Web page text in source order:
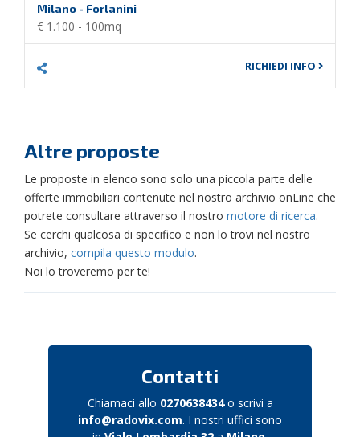
Milano - Forlanini
€ 1.100 - 100mq
RICHIEDI INFO
Altre proposte
Le proposte in elenco sono solo una piccola parte delle
offerte immobiliari contenute nel nostro archivio onLine che
potrete consultare attraverso il nostro motore di ricerca.
Se cerchi qualcosa di specifico e non lo trovi nel nostro
archivio, compila questo modulo.
Noi lo troveremo per te!
Contatti
Chiamaci allo 0270638434o scrivi a
info@radovix.com. I nostri uffici sono